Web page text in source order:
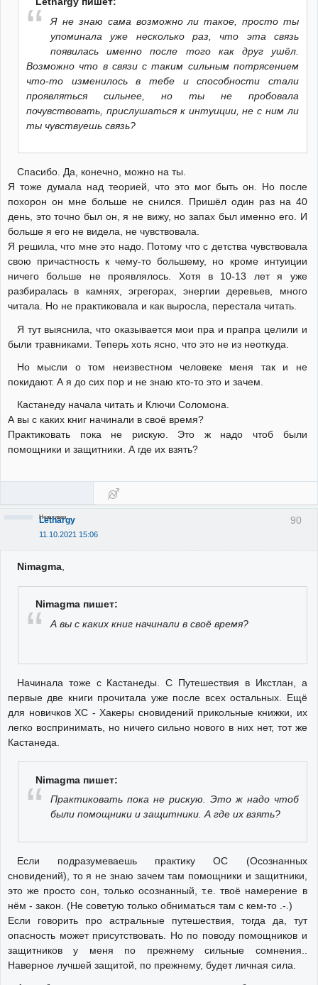
Я не знаю сама возможно ли такое, просто ты
упоминала уже несколько раз, что эта связь
появилась именно после того как друг ушёл.
Возможно что в связи с таким сильным потрясением
что-то изменилось в тебе и способности стали
проявляться сильнее, но ты не пробовала
почувствовать, прислушаться к интуиции, не с ним ли
ты чувствуешь связь?
Спасибо. Да, конечно, можно на ты.
Я тоже думала над теорией, что это мог быть он. Но после
похорон он мне больше не снился. Пришёл один раз на 40
день, это точно был он, я не вижу, но запах был именно его. И
больше я его не видела, не чувствовала.
Я решила, что мне это надо. Потому что с детства чувствовала
свою причастность к чему-то большему, но кроме интуиции
ничего больше не проявлялось. Хотя в 10-13 лет я уже
разбиралась в камнях, эгрегорах, энергии деревьев, много
читала. Но не практиковала и как выросла, перестала читать.
Я тут выяснила, что оказывается мои пра и прапра целили и
были травниками. Теперь хоть ясно, что это не из неоткуда.
Но мысли о том неизвестном человеке меня так и не
покидают. А я до сих пор и не знаю кто-то это и зачем.
Кастанеду начала читать и Ключи Соломона.
А вы с каких книг начинали в своё время?
Практиковать пока не рискую. Это ж надо чтоб были
помощники и защитники. А где их взять?
90
Lethargy
11.10.2021 15:06
Неактивен
Nimagma,
Nimagma пишет:
А вы с каких книг начинали в своё время?
Начинала тоже с Кастанеды. С Путешествия в Икстлан, а
первые две книги прочитала уже после всех остальных. Ещё
для новичков ХС - Хакеры сновидений прикольные книжки, их
легко воспринимать, но ничего сильно нового в них нет, тот же
Кастанеда.
Nimagma пишет:
Практиковать пока не рискую. Это ж надо чтоб
были помощники и защитники. А где их взять?
Если подразумеваешь практику ОС (Осознанных
сновидений), то я не знаю зачем там помощники и защитники,
это же просто сон, только осознанный, т.е. твоё намерение в
нём - закон. (Не советую только обниматься там с кем-то .-.)
Если говорить про астральные путешествия, тогда да, тут
опасность может присутствовать. Но по поводу помощников и
защитников у меня по прежнему сильные сомнения..
Наверное лучшей защитой, по прежнему, будет личная сила.